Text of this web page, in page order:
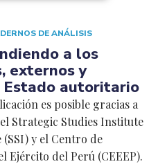
DE ANÁLISIS
a los
externos y
Estado autoritario
es posible gracias a
Strategic Studies Institute
(SSI) y el Centro de
Ejército del Perú (CEEEP).